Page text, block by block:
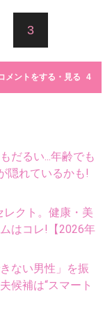
3
メントをする・見る
だるい...年齢でも
隠れているかも!
クト。健康・美
はコレ!【2026年
ない男性」を振
候補は“スマート